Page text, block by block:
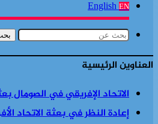
English EN
العناوين الرئيسية
الاتحاد الإفريقي في الصومال
إعادة النظر في بعثة الاتحاد